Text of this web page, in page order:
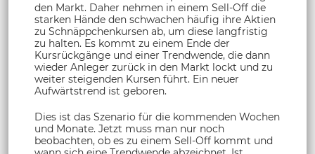
den Markt. Daher nehmen in einem Sell-Off die
starken Hände den schwachen häufig ihre Aktien
zu Schnäppchenkursen ab, um diese langfristig
zu halten. Es kommt zu einem Ende der
Kursrückgänge und einer Trendwende, die dann
wieder Anleger zurück in den Markt lockt und zu
weiter steigenden Kursen führt. Ein neuer
Aufwärtstrend ist geboren.
Dies ist das Szenario für die kommenden Wochen
und Monate. Jetzt muss man nur noch
beobachten, ob es zu einem Sell-Off kommt und